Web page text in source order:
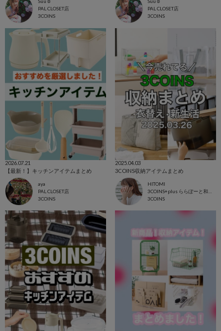
Suu☺︎
PAL CLOSET店
3COINS
Suu☺︎
PAL CLOSET店
3COINS
2026.07.21
【最新！】キッチンアイテムまとめ
aya
PAL CLOSET店
3COINS
2025.04.03
3COINS収納アイテムまとめ
HITOMI
3COINS